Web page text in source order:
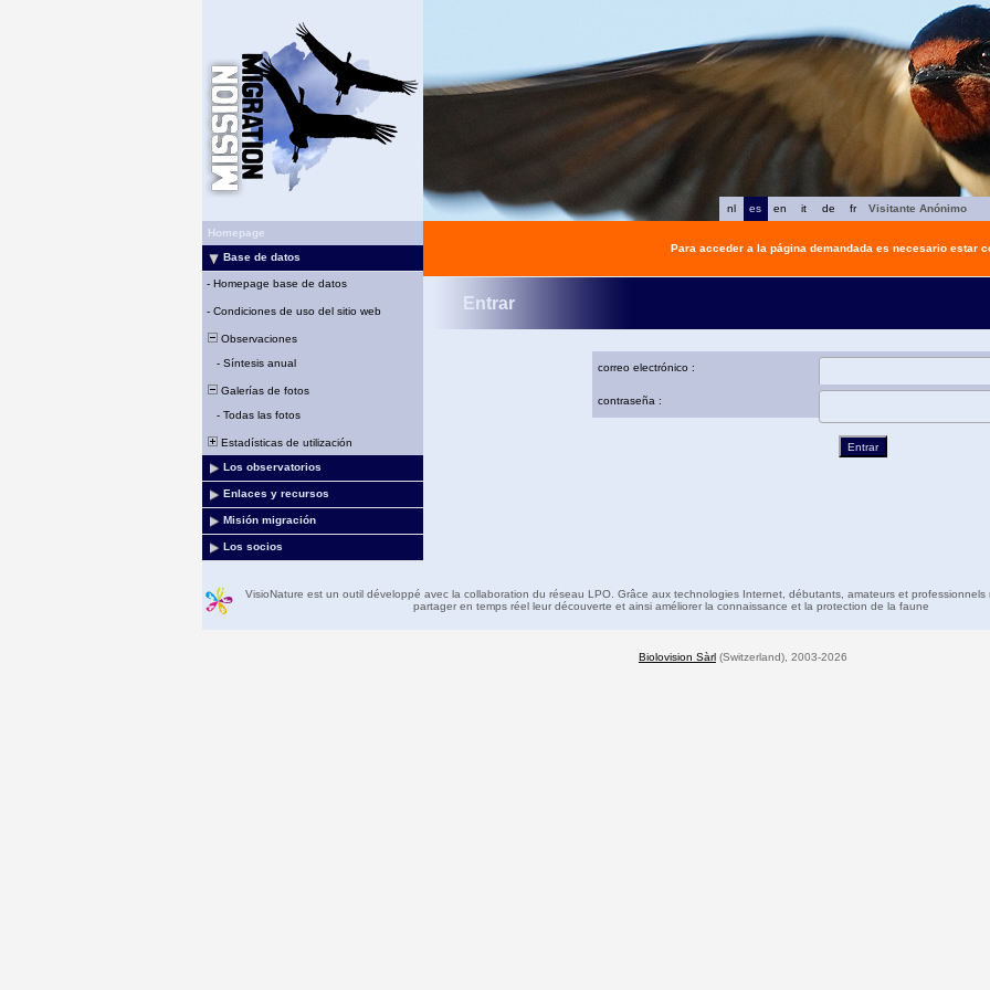
fr
de
it
en
es
nl
Visitante Anónimo
Homepage
Base de datos
- Homepage base de datos
- Condiciones de uso del sitio web
Observaciones
- Síntesis anual
Galerías de fotos
- Todas las fotos
Estadísticas de utilización
Los observatorios
Enlaces y recursos
Misión migración
Los socios
Para acceder a la página demandada es necesario estar
Entrar
correo electrónico :
contraseña :
VisioNature est un outil développé avec la collaboration du réseau LPO. Grâce aux technologies Internet, débutants, amateurs et professionnels
partager en temps réel leur découverte et ainsi améliorer la connaissance et la protection de la faune
Biolovision Sàrl (Switzerland), 2003-2026